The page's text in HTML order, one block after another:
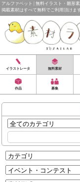
アルファベット | 無料イラスト・雛形
掲載素材はすべて無料でご利用頂けま
イラストレータ 無料素材
作品 募集